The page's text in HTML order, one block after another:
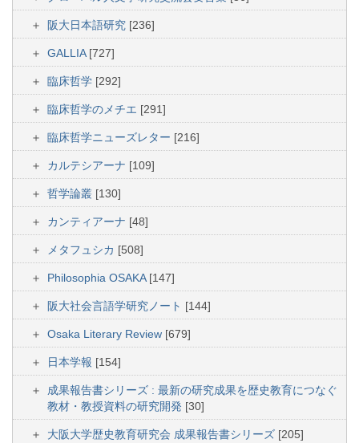
阪大日本語研究 [236]
GALLIA [727]
臨床哲学 [292]
臨床哲学のメチエ [291]
臨床哲学ニューズレター [216]
カルテシアーナ [109]
哲学論叢 [130]
カンティアーナ [48]
メタフュシカ [508]
Philosophia OSAKA [147]
阪大社会言語学研究ノート [144]
Osaka Literary Review [679]
日本学報 [154]
成果報告書シリーズ : 最新の研究成果を歴史教育につなぐ
教材・教授資料の研究開発 [30]
大阪大学歴史教育研究会 成果報告書シリーズ [205]